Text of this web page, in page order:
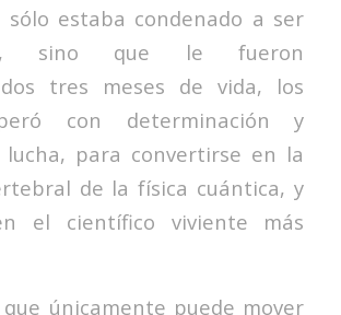
sólo estaba condenado a ser
sino que le fueron
tres meses de vida, los
con determinación y
para convertirse en la
de la física cuántica, y
el científico viviente más
únicamente puede mover